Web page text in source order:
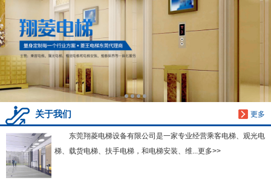
更多
关于我们
东莞翔菱电梯设备有限公司是一家专业经营乘客电梯、观光电
梯、载货电梯、扶手电梯，和电梯安装、维...更多>>